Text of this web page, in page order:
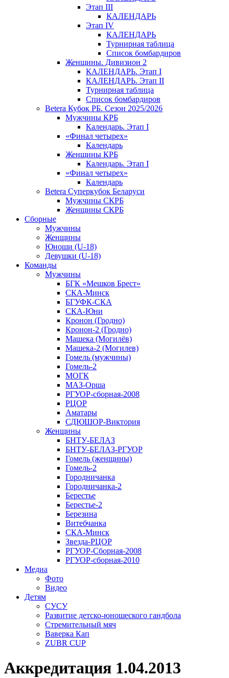
Этап III
КАЛЕНДАРЬ
Этап IV
КАЛЕНДАРЬ
Турнирная таблица
Список бомбардиров
Женщины. Дивизион 2
КАЛЕНДАРЬ. Этап I
КАЛЕНДАРЬ. Этап II
Турнирная таблица
Список бомбардиров
Betera Кубок РБ. Сезон 2025/2026
Мужчины КРБ
Календарь. Этап I
«Финал четырех»
Календарь
Женщины КРБ
Календарь. Этап I
«Финал четырех»
Календарь
Betera Суперкубок Беларуси
Мужчины СКРБ
Женщины СКРБ
Сборные
Мужчины
Женщины
Юноши (U-18)
Девушки (U-18)
Команды
Мужчины
БГК «Мешков Брест»
СКА-Минск
БГУФК-СКА
СКА-Юни
Кронон (Гродно)
Кронон-2 (Гродно)
Машека (Могилёв)
Машека-2 (Могилев)
Гомель (мужчины)
Гомель-2
МОГК
МАЗ-Орша
РГУОР-сборная-2008
РЦОР
Аматары
СДЮШОР-Виктория
Женщины
БНТУ-БЕЛАЗ
БНТУ-БЕЛАЗ-РГУОР
Гомель (женщины)
Гомель-2
Городничанка
Городничанка-2
Берестье
Берестье-2
Березина
Витебчанка
СКА-Минск
Звезда-РЦОР
РГУОР-Сборная-2008
РГУОР-сборная-2010
Медиа
Фото
Видео
Детям
СУСУ
Развитие детско-юношеского гандбола
Стремительный мяч
Ваверка Кап
ZUBR CUP
Аккредитация 1.04.2013